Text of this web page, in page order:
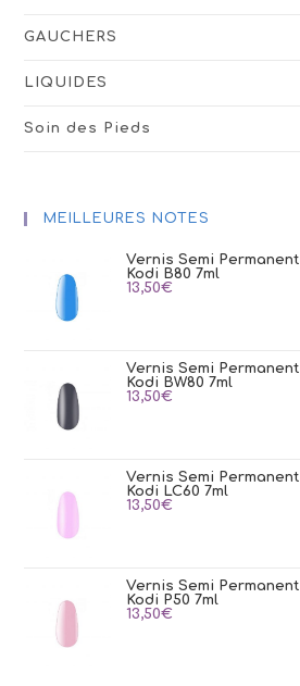
GAUCHERS
LIQUIDES
Soin des Pieds
MEILLEURES NOTES
Vernis Semi Permanent
Kodi B80 7ml
13,50€
Vernis Semi Permanent
Kodi BW80 7ml
13,50€
Vernis Semi Permanent
Kodi LC60 7ml
13,50€
Vernis Semi Permanent
Kodi P50 7ml
13,50€